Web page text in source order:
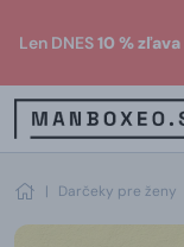
Len DNES10 % zľava
| Darčeky pre ženy